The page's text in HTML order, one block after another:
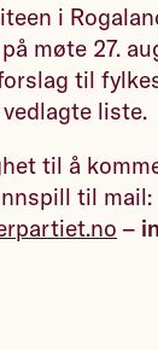
i
møte 27.
til
liste.
til å
til mail:
–